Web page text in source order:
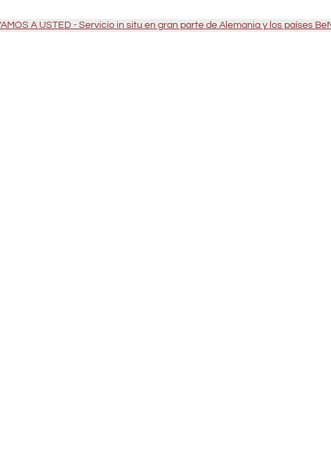
A USTED - Servicio in situ en gran parte de Alemania y los países